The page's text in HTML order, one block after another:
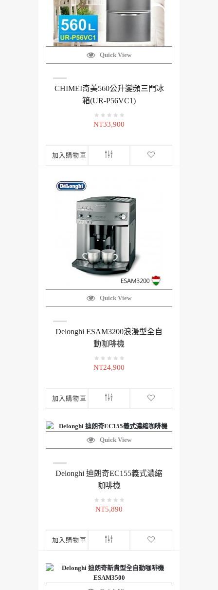
Quick View
CHIMEI奇美560公升變頻三門冰
箱(UR-P56VC1)
NT33,900
加入購物車
Quick View
Delonghi ESAM3200浪漫型全自
動咖啡機
NT24,900
加入購物車
Quick View
Delonghi 迪朗奇EC155義式濃縮
咖啡機
NT5,890
加入購物車